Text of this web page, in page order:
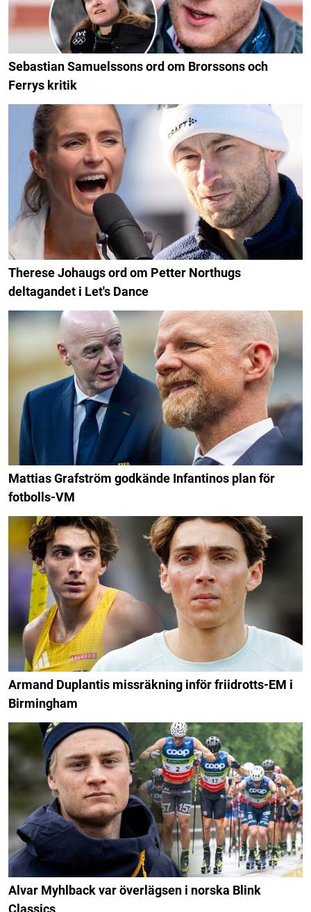
Sebastian Samuelssons ord om Brorssons och
Ferrys kritik
Therese Johaugs ord om Petter Northugs
deltagandet i Let's Dance
Mattias Grafström godkände Infantinos plan för
fotbolls-VM
Armand Duplantis missräkning inför friidrotts-EM i
Birmingham
Alvar Myhlback var överlägsen i norska Blink
Classics